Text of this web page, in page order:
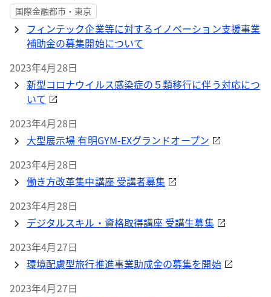
国際金融都市・東京
フィンテック企業等に対するイノベーション支援事業
補助金の募集開始について
2023年4月28日
新型コロナウイルス感染症の５類移行に伴う対応につ
いて
2023年4月28日
大型展示場 有明GYM-EXグランドオープン
2023年4月28日
働き方改革集中講座 受講者募集
2023年4月28日
デジタルスキル・資格取得講座 受講生募集
2023年4月27日
環境配慮型旅行推進事業助成金の募集を開始
2023年4月27日